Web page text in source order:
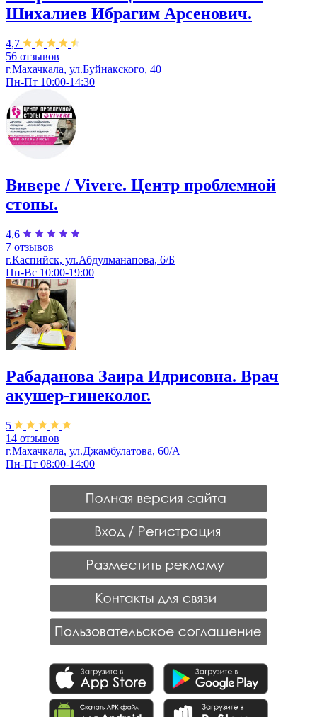
Шихалиев Ибрагим Арсенович.
4,7
56 отзывов
г.Махачкала, ул.Буйнакского, 40
Пн-Пт 10:00-14:30
Вивере / Vivere. Центр проблемной
стопы.
4,6
7 отзывов
г.Каспийск, ул.Абдулманапова, 6/Б
Пн-Вс 10:00-19:00
Рабаданова Заира Идрисовна. Врач
акушер-гинеколог.
5
14 отзывов
г.Махачкала, ул.Джамбулатова, 60/А
Пн-Пт 08:00-14:00